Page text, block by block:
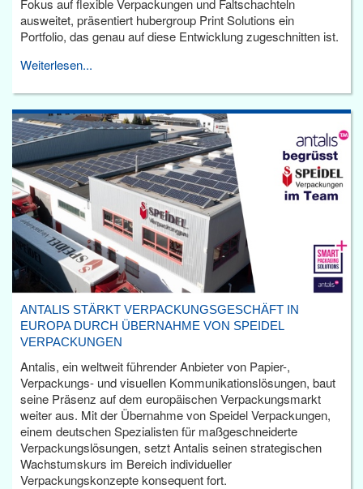
ausweitet, präsentiert hubergroup Print Solutions ein
Portfolio, das genau auf diese Entwicklung zugeschnitten ist.
Weiterlesen...
ANTALIS STÄRKT VERPACKUNGSGESCHÄFT IN
EUROPA DURCH ÜBERNAHME VON SPEIDEL
VERPACKUNGEN
Antalis, ein weltweit führender Anbieter von Papier-,
Verpackungs- und visuellen Kommunikationslösungen, baut
seine Präsenz auf dem europäischen Verpackungsmarkt
weiter aus. Mit der Übernahme von Speidel Verpackungen,
einem deutschen Spezialisten für maßgeschneiderte
Verpackungslösungen, setzt Antalis seinen strategischen
Wachstumskurs im Bereich individueller
Verpackungskonzepte konsequent fort.